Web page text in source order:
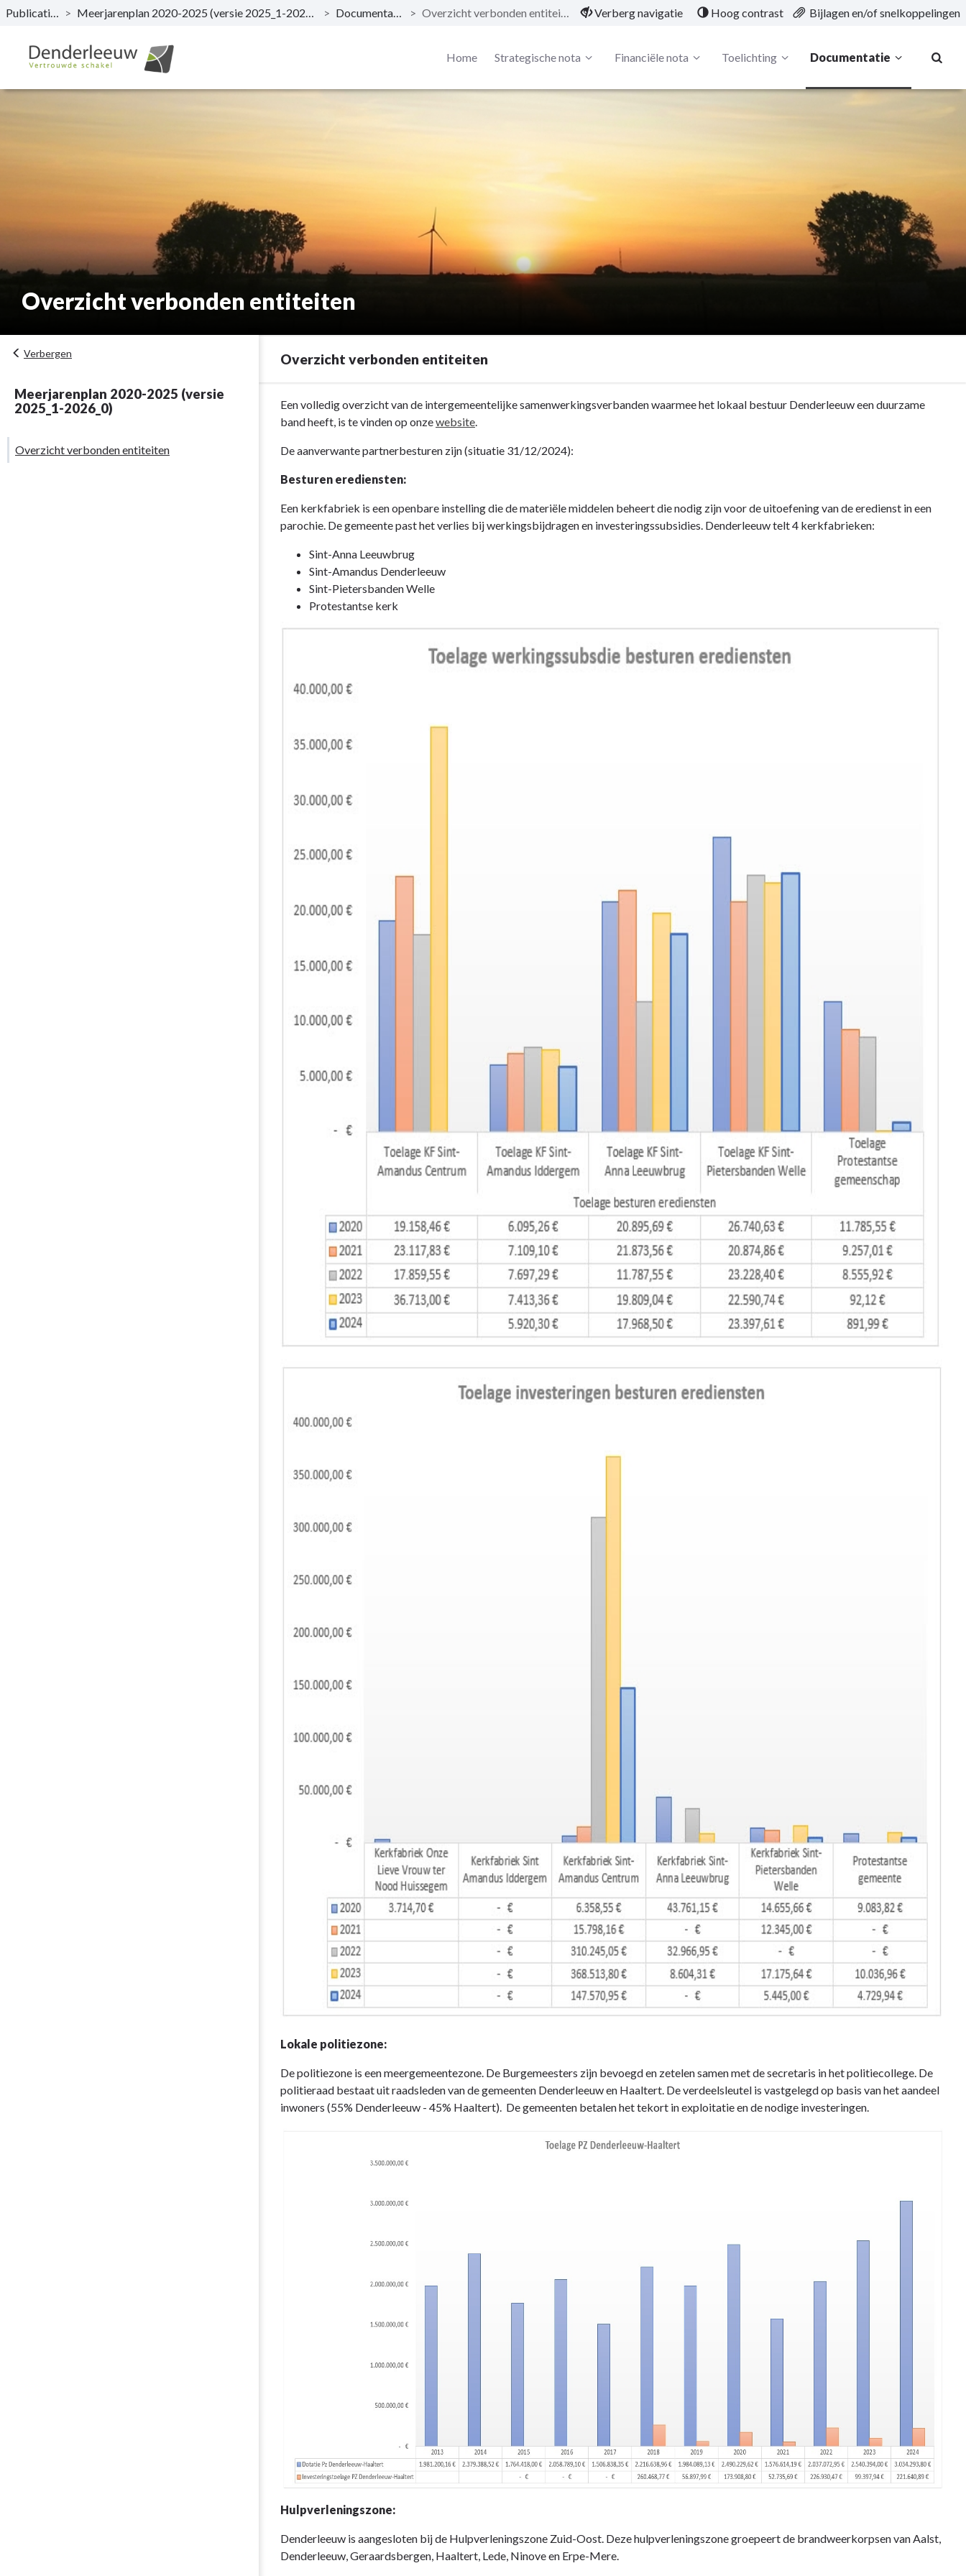
Naar hoofdinhoud
Publicaties > Meerjarenplan 2020-2025 (versie 2025_1-2026_0) > Documentatie > Overzicht verbonden entiteiten Verberg navigatie Hoog contrast Bijlagen en/of snelkoppelingen
Home Strategische nota Financiële nota Toelichting Documentatie
Overzicht verbonden entiteiten
Verbergen
Meerjarenplan 2020-2025 (versie
2025_1-2026_0)
Overzicht verbonden entiteiten
Overzicht verbonden entiteiten
Terug
Overzicht
entiteiten
verbonden
entiteiten
Een volledig overzicht van de intergemeentelijke samenwerkingsverbanden waarmee het lokaal bestuur Denderleeuw een duurzame
band heeft, is te vinden op onzewebsite.
De aanverwante partnerbesturen zijn (situatie 31/12/2024):
Besturen erediensten:
Een kerkfabriek is een openbare instelling die de materiële middelen beheert die nodig zijn voor de uitoefening van de eredienst in een
parochie. De gemeente past het verlies bij werkingsbijdragen en investeringssubsidies. Denderleeuw telt 4 kerkfabrieken:
Sint-Anna Leeuwbrug
Sint-Amandus Denderleeuw
Sint-Pietersbanden Welle
Protestantse kerk
Lokale politiezone:
De politiezone is een meergemeentezone. De Burgemeesters zijn bevoegd en zetelen samen met de secretaris in het politiecollege. De
politieraad bestaat uit raadsleden van de gemeenten Denderleeuw en Haaltert. De verdeelsleutel is vastgelegd op basis van het aandeel
inwoners (55% Denderleeuw - 45% Haaltert). De gemeenten betalen het tekort in exploitatie en de nodige investeringen.
Hulpverleningszone:
Denderleeuw is aangesloten bij de Hulpverleningszone Zuid-Oost. Deze hulpverleningszone groepeert de brandweerkorpsen van Aalst,
Denderleeuw, Geraardsbergen, Haaltert, Lede, Ninove en Erpe-Mere.